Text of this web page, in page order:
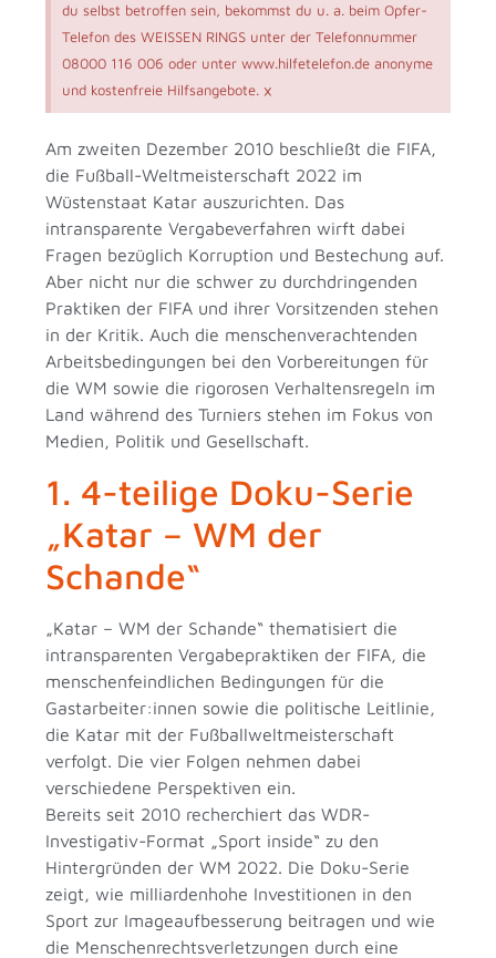
du selbst betroffen sein, bekommst du u. a. beim Opfer-
Telefon des WEISSEN RINGS unter der Telefonnummer
08000 116 006 oder unter www.hilfetelefon.de anonyme
und kostenfreie Hilfsangebote. ×
Am zweiten Dezember 2010 beschließt die FIFA,
die Fußball-Weltmeisterschaft 2022 im
Wüstenstaat Katar auszurichten. Das
intransparente Vergabeverfahren wirft dabei
Fragen bezüglich Korruption und Bestechung auf.
Aber nicht nur die schwer zu durchdringenden
Praktiken der FIFA und ihrer Vorsitzenden stehen
in der Kritik. Auch die menschenverachtenden
Arbeitsbedingungen bei den Vorbereitungen für
die WM sowie die rigorosen Verhaltensregeln im
Land während des Turniers stehen im Fokus von
Medien, Politik und Gesellschaft.
1. 4-teilige Doku-Serie
„Katar – WM der
Schande“
„Katar – WM der Schande“ thematisiert die
intransparenten Vergabepraktiken der FIFA, die
menschenfeindlichen Bedingungen für die
Gastarbeiter:innen sowie die politische Leitlinie,
die Katar mit der Fußballweltmeisterschaft
verfolgt. Die vier Folgen nehmen dabei
verschiedene Perspektiven ein.
Bereits seit 2010 recherchiert das WDR-
Investigativ-Format „Sport inside“ zu den
Hintergründen der WM 2022. Die Doku-Serie
zeigt, wie milliardenhohe Investitionen in den
Sport zur Imageaufbesserung beitragen und wie
die Menschenrechtsverletzungen durch eine